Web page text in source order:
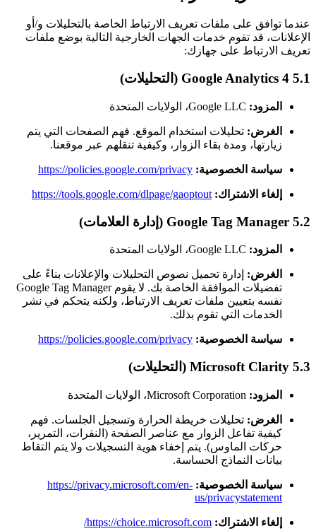
عندما توافق على ملفات تعريف الارتباط الخاصة بالتحليلات و/أو
الإعلانات، قد تقوم خدمات الجهات الخارجية التالية بوضع ملفات
تعريف الارتباط على جهازك:
5.1 Google Analytics 4 (التحليلات)
المزود:
الغرض: تحليلات استخدام الموقع. فهم الصفحات التي يتم
زيارتها، ومدة بقاء الزوار، وكيفية تنقلهم عبر موقعنا.
سياسة الخصوصية: https://policies.google.com/privacy
إلغاء الاشتراك: https://tools.google.com/dlpage/gaoptout
5.2 Google Tag Manager (إدارة العلامات)
المزود:
الغرض: إدارة تحميل نصوص التحليلات والإعلانات بناءً على
تفضيلات الموافقة الخاصة بك. لا يقوم Google Tag Manager
نفسه بتعيين ملفات تعريف الارتباط، ولكنه يتحكم في نشر
الخدمات التي تقوم بذلك.
سياسة الخصوصية: https://policies.google.com/privacy
5.3 Microsoft Clarity (التحليلات)
المزود:
الغرض: تحليلات خريطة الحرارة وتسجيل الجلسات. فهم
كيفية تفاعل الزوار مع عناصر الصفحة (النقرات، التمرير،
حركات الماوس). يتم إخفاء هوية التسجيلات ولا يتم التقاط
بيانات النماذج الحساسة.
سياسة الخصوصية: https://privacy.microsoft.com/en-
us/privacystatement
إلغاء الاشتراك: https://choice.microsoft.com/